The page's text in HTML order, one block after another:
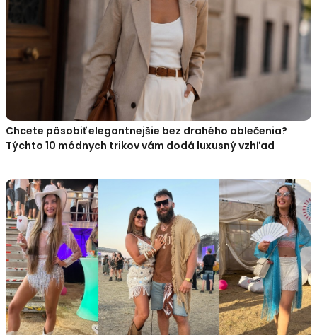
Chcete pôsobiť elegantnejšie bez drahého oblečenia?
Týchto 10 módnych trikov vám dodá luxusný vzhľad